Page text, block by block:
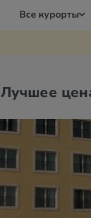
Все курорты
Лучшее